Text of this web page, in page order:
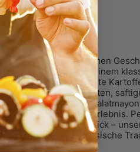
kg
zzgl.
Versandkosten
den unvergleichlichen
mit unserem Olivje – einem
begeistern wird. Zarte
frische Karotten,
sich mit cremiger
Geschmackserlebnis.
oder fürs Picknick –
Hol dir ein Stück russische
den Klassiker!